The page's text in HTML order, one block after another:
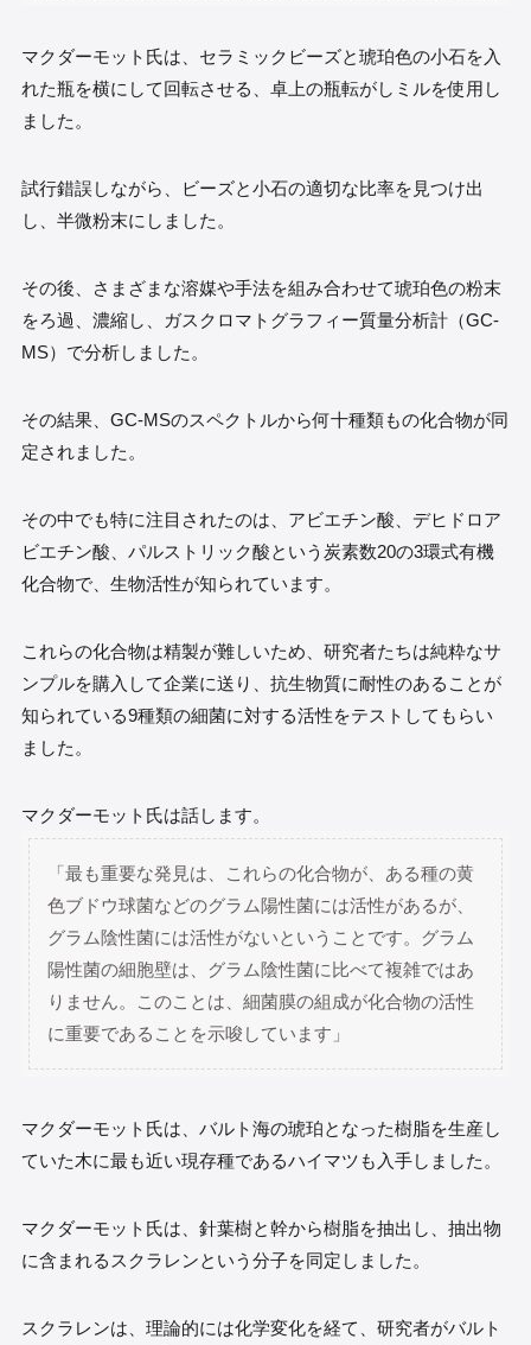
マクダーモット氏は、セラミックビーズと琥珀色の小石を入
れた瓶を横にして回転させる、卓上の瓶転がしミルを使用し
ました。
試行錯誤しながら、ビーズと小石の適切な比率を見つけ出
し、半微粉末にしました。
その後、さまざまな溶媒や手法を組み合わせて琥珀色の粉末
をろ過、濃縮し、ガスクロマトグラフィー質量分析計（GC-
MS）で分析しました。
その結果、GC-MSのスペクトルから何十種類もの化合物が同
定されました。
その中でも特に注目されたのは、アビエチン酸、デヒドロア
ビエチン酸、パルストリック酸という炭素数20の3環式有機
化合物で、生物活性が知られています。
これらの化合物は精製が難しいため、研究者たちは純粋なサ
ンプルを購入して企業に送り、抗生物質に耐性のあることが
知られている9種類の細菌に対する活性をテストしてもらい
ました。
マクダーモット氏は話します。
「最も重要な発見は、これらの化合物が、ある種の黄
色ブドウ球菌などのグラム陽性菌には活性があるが、
グラム陰性菌には活性がないということです。グラム
陽性菌の細胞壁は、グラム陰性菌に比べて複雑ではあ
りません。このことは、細菌膜の組成が化合物の活性
に重要であることを示唆しています」
マクダーモット氏は、バルト海の琥珀となった樹脂を生産し
ていた木に最も近い現存種であるハイマツも入手しました。
マクダーモット氏は、針葉樹と幹から樹脂を抽出し、抽出物
に含まれるスクラレンという分子を同定しました。
スクラレンは、理論的には化学変化を経て、研究者がバルト